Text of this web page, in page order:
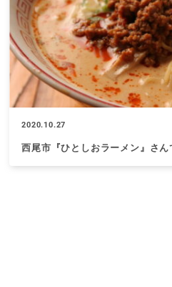
2020.10.27
西尾市『ひとしおラーメン』さん